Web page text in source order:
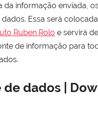
da informação enviada,
dados. Essa será
Ruben Rolo e servirá
de informação para
de dados |